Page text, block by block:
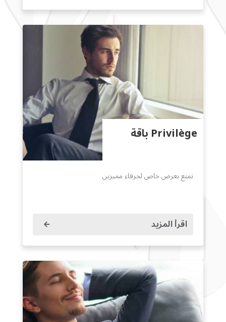
Privilège باقة
تمتع بعرض خاص لحرفاء مميزين
اقرأ المزيد